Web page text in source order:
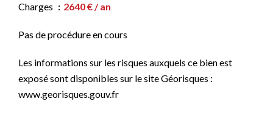
Charges 2640 € / an
Pas de procédure en cours
Les informations sur les risques auxquels ce bien est
exposé sont disponibles sur le site Géorisques :
www.georisques.gouv.fr